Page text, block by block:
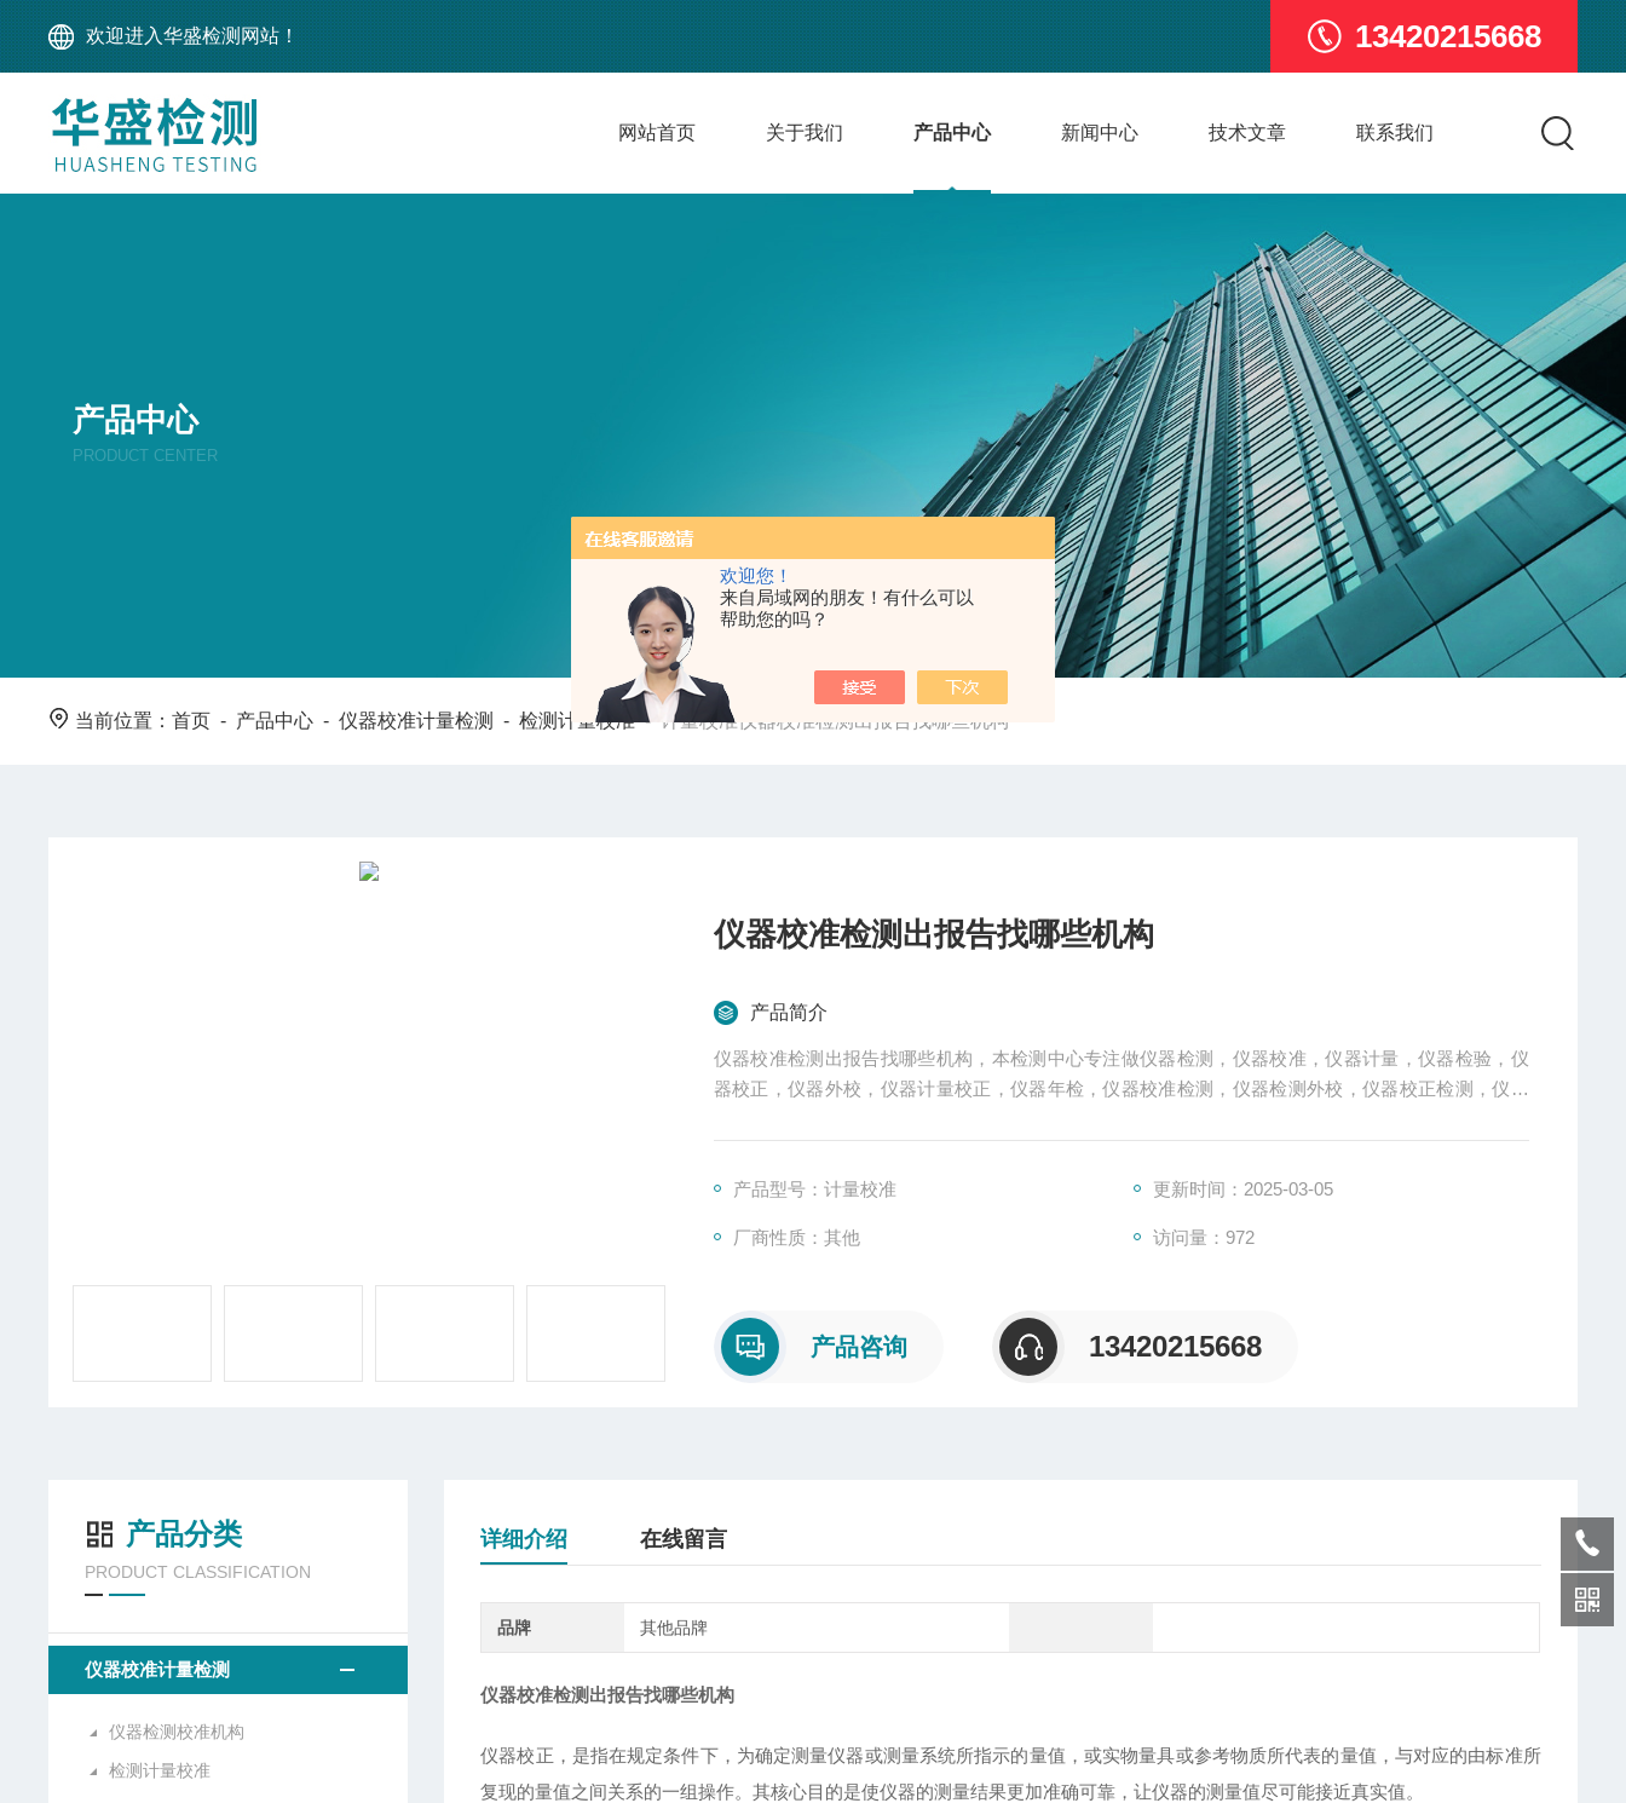
欢迎您！
来自局域网的朋友！有什么可以
帮助您的吗？
欢迎进入华盛检测网站！ 13420215668
网站首页 关于我们 产品中心 新闻中心 技术文章 联系我们
产品中心
PRODUCT CENTER
当前位置：首页 - 产品中心 -仪器校准计量检测 -检测计量校准- 计量校准仪器校准检测出报告找哪些机构
仪器校准检测出报告找哪些机构
产品简介
仪器校准检测出报告找哪些机构，本检测中心专注做仪器检测，仪器校准，仪器计量，仪器检验，仪
器校正，仪器外校，仪器计量校正，仪器年检，仪器校准检测，仪器检测外校，仪器校正检测，仪器
产品型号：计量校准
更新时间：2025-03-05
厂商性质：其他 访问量：972
产品咨询 13420215668
详细介绍 在线留言
品牌 其他品牌
仪器校准检测出报告找哪些机构
仪器校正，是指在规定条件下，为确定测量仪器或测量系统所指示的量值，或实物量具或参考物质所代表的量值，与对应的由标准所
复现的量值之间关系的一组操作。其核心目的是使仪器的测量结果更加准确可靠，让仪器的测量值尽可能接近真实值。
产品分类
PRODUCT CLASSIFICATION
仪器校准计量检测
仪器检测校准机构
检测计量校准